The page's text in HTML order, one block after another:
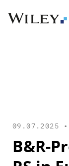
09.07.2025 •
B&R-